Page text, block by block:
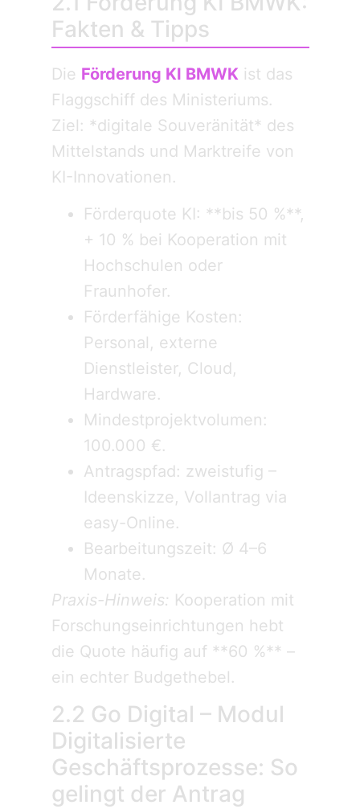
Fakten & Tipps
Die Förderung KI BMWK ist das
Flaggschiff des Ministeriums.
Ziel: *digitale Souveränität* des
Mittelstands und Marktreife von
KI-Innovationen.
Förderquote KI: **bis 50 %**,
+ 10 % bei Kooperation mit
Hochschulen oder
Fraunhofer.
Förderfähige Kosten:
Personal, externe
Dienstleister, Cloud,
Hardware.
Mindestprojektvolumen:
100.000 €.
Antragspfad: zweistufig –
Ideenskizze, Vollantrag via
easy-Online.
Bearbeitungszeit: Ø 4–6
Monate.
Praxis-Hinweis: Kooperation mit
Forschungseinrichtungen hebt
die Quote häufig auf **60 %** –
ein echter Budgethebel.
2.2 Go Digital – Modul
Digitalisierte
Geschäftsprozesse: So
gelingt der Antrag